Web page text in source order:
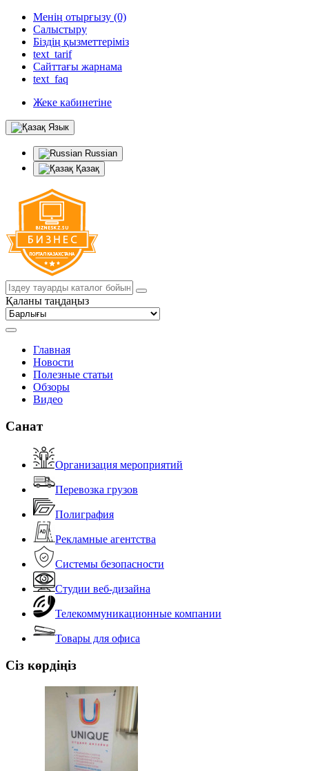
Менің отырғызу (0)
Салыстыру
Біздің қызметтеріміз
text_tarif
Сайттағы жарнама
text_faq
Жеке кабинетіне
Язык
Russian
Қазақ
Қаланы таңдаңыз
Главная
Новости
Полезные статьи
Обзоры
Видео
Санат
Организация мероприятий
Перевозка грузов
Полиграфия
Рекламные агентства
Системы безопасности
Студии веб-дизайна
Телекоммуникационные компании
Товары для офиса
Сіз көрдіңіз